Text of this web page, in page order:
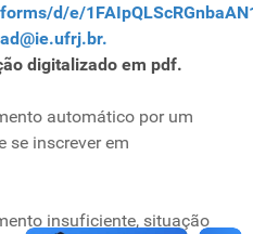
d/e/
.
digitalizado em pdf.
automático por um
se inscrever em
insuficiente, situação